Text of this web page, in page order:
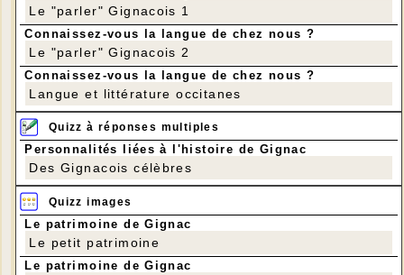
Le "parler" Gignacois 1
Connaissez-vous la langue de chez nous ?
Le "parler" Gignacois 2
Connaissez-vous la langue de chez nous ?
Langue et littérature occitanes
Quizz à réponses multiples
Personnalités liées à l'histoire de Gignac
Des Gignacois célèbres
Quizz images
Le patrimoine de Gignac
Le petit patrimoine
Le patrimoine de Gignac